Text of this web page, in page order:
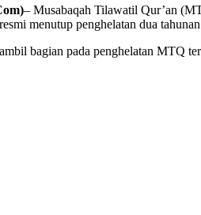
– Musabaqah Tilawatil Qur’an
menutup penghelatan dua
bagian pada penghelatan MTQ